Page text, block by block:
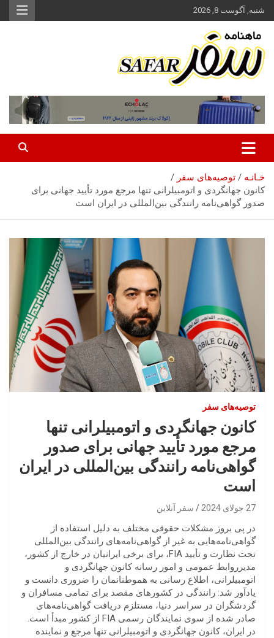
محتوا
بروید
شنبه, آگوست 8, 2026
سفر آنلاین
خـانـه
توصیه‌های سفر
کانون جهانگردی و اتومبیلرانی تنها مرجع مورد تأیید جهانی برای
صدور گواهی‌نامه رانندگی بین‌المللی در ایران است
توصیه‌های سفر
کانون جهانگردی و اتومبیلرانی تنها
مرجع مورد تأیید جهانی برای صدور
گواهی‌نامه رانندگی بین‌المللی در ایران
است
27 جولای 2024 سفر آنلاین
در پی بروز مشکلات حقوقی مختلف به دلیل استفاده از
گواهی‌نامه‌هایی به غیر از گواهی‌نامه‌های رانندگی بین‌المللی
تحت نظارت و تأیید FIA، برای برخی ایرانیان در خارج از کشور،
مدیرروابط عمومی و امور رسانه کانون جهانگردی و
اتومبیلرانی، اطلاع رسانی به هموطنانمان را ضروری دانست و
یادآور شد: رانندگی در کشورهای مقصد برای تمامی مسافران و
گردشگران در سراسر دنیا، مستلزم دریافت گواهی‌نامه‌های
صادر شده از سوی نمایندگان رسمی FIA از کشور مبدأ است.
در ایران، کانون جهانگردی و اتومبیلرانی تنها مرجع و نماینده